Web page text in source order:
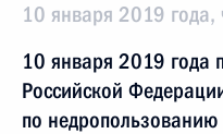
10 января 2019 года,
10 января 2019 года
Российской
по